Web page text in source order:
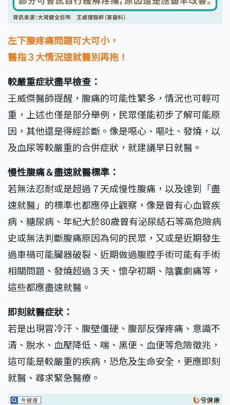
左下腹疼痛問題可大可小，
醫指３大情況速就醫別再拖！
較嚴重症狀盡早檢查：
王威傑醫師提醒，腹痛的可能性繁多，情況也可輕可
重，上述也僅是部分舉例，民眾僅能初步了解可能原
因，其他還是得經診斷。像是噁心、嘔吐、發燒，以
及血尿等較嚴重的合併症狀，就建議早日就醫。
慢性腹痛＆盡速就醫標準：
若無法忍耐或是超過７天成慢性腹痛，以及達到「盡
速就醫」的標準也都應停止觀察，像是曾有心血管疾
病、糖尿病、年紀大於80歲曾有泌尿結石等高危險病
史或無法判斷腹痛原因為何的民眾，又或是近期發生
過車禍可能臟器破裂、近期做過腹腔手術可能有手術
相關問題、發燒超過３天、懷孕初期、陰囊劇痛等，
這些都應盡速就醫。
即刻就醫症狀：
若是出現冒冷汗、腹壁僵硬、腹部反彈疼痛、意識不
清、脫水、血壓降低、喘、黑便、血便等危險徵兆，
這可能是較嚴重的疾病，恐危及生命安全，更應即刻
就醫、尋求緊急醫療。